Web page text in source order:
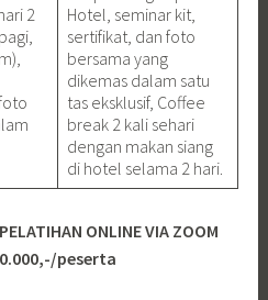
2
Hotel, seminar kit,
sertifikat, dan foto
bersama yang
dikemas dalam satu
tas eksklusif, Coffee
break 2 kali sehari
dengan makan siang
di hotel selama 2 hari.
ONLINE VIA ZOOM
peserta